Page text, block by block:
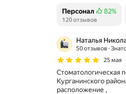
Персонал
Положительных
82%
120 отзывов
Наталья
50 отзывов
25 мая
Стоматологическая
Курганинского
расположение ,